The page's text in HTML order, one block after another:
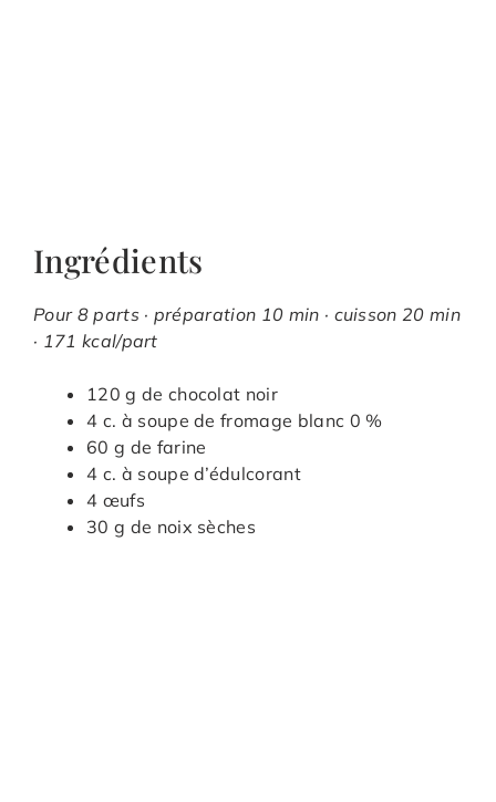
Ingrédients
Pour 8 parts · préparation 10 min · cuisson 20 min
· 171 kcal/part
120 g de chocolat noir
4 c. à soupe de fromage blanc 0 %
60 g de farine
4 c. à soupe d’édulcorant
4 œufs
30 g de noix sèches